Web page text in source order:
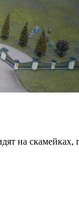
на скамейках,